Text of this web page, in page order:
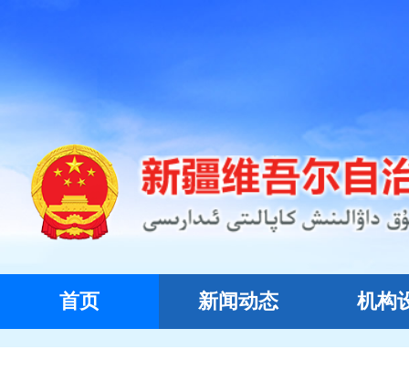
首页 新闻动态 机构